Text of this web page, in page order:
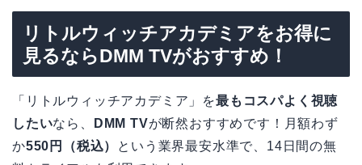
リトルウィッチアカデミアをお得に
見るならDMM TVがおすすめ！
「リトルウィッチアカデミア」を最もコスパよく視聴
したいなら、 DMM TVが断然おすすめです！月額わず
か550円（税込）
という業界最安水準で、14日間の無